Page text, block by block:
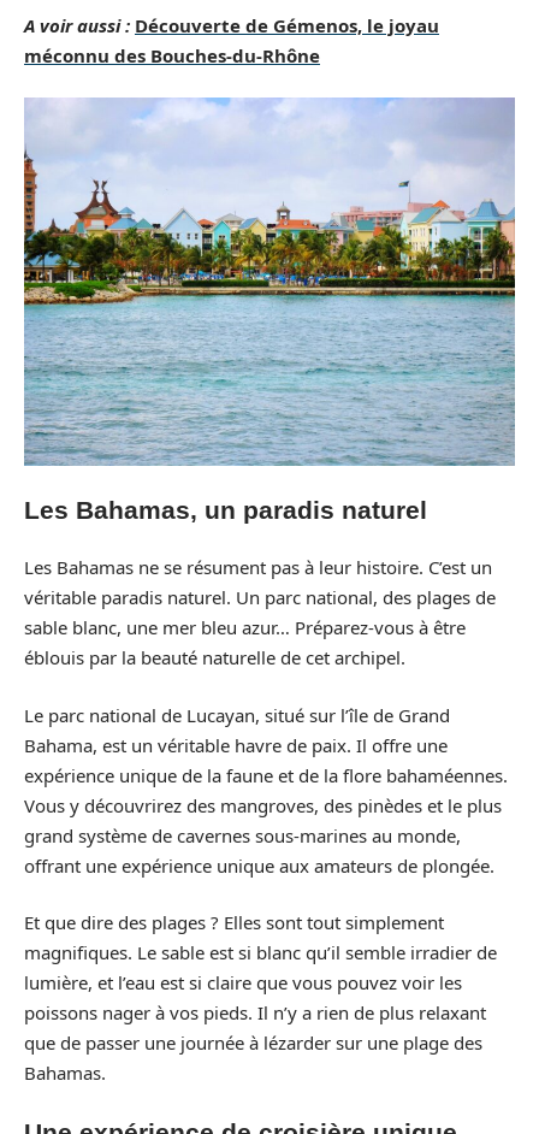
A voir aussi : Découverte de Gémenos, le joyau
méconnu des Bouches-du-Rhône
Les Bahamas, un paradis naturel
Les Bahamas ne se résument pas à leur histoire. C’est un
véritable paradis naturel. Un parc national, des plages de
sable blanc, une mer bleu azur… Préparez-vous à être
éblouis par la beauté naturelle de cet archipel.
Le parc national de Lucayan, situé sur l’île de Grand
Bahama, est un véritable havre de paix. Il offre une
expérience unique de la faune et de la flore bahaméennes.
Vous y découvrirez des mangroves, des pinèdes et le plus
grand système de cavernes sous-marines au monde,
offrant une expérience unique aux amateurs de plongée.
Et que dire des plages ? Elles sont tout simplement
magnifiques. Le sable est si blanc qu’il semble irradier de
lumière, et l’eau est si claire que vous pouvez voir les
poissons nager à vos pieds. Il n’y a rien de plus relaxant
que de passer une journée à lézarder sur une plage des
Bahamas.